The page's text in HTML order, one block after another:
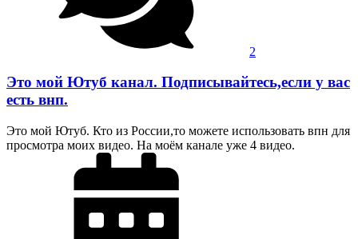
2
Это мой Ютуб канал. Подписывайтесь,если у вас
есть внп.
Это мой Ютуб. Кто из России,то можете использовать впн для
просмотра моих видео. На моём канале уже 4 видео.